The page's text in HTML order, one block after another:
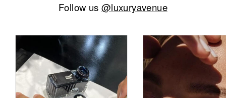
Follow us @luxuryavenue